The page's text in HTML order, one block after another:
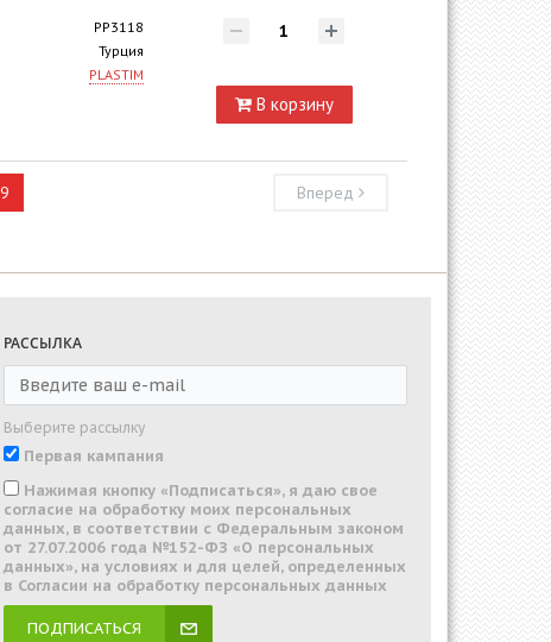
PP3118
Турция
PLASTIM
В корзину
9 Вперед
РАССЫЛКА
Выберите рассылку
Первая кампания
Нажимая кнопку «Подписаться», я даю свое
согласие на обработку моих персональных
данных, в соответствии с Федеральным законом
от 27.07.2006 года №152-ФЗ «О персональных
данных», на условиях и для целей, определенных
в Согласии на обработку персональных данных
ПОДПИСАТЬСЯ